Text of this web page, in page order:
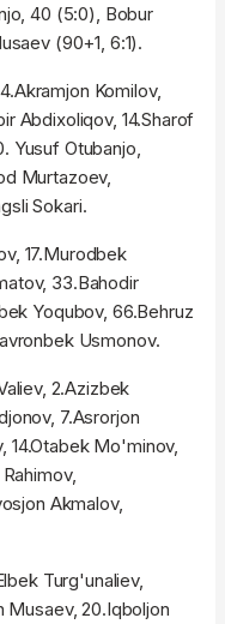
40 (5:0), Bobur
(90+1, 6:1).
Komilov,
Abdixoliqov, 14.Sharof
Yusuf Otubanjo,
Murtazoev,
Sokari.
17.Murodbek
33.Bahodir
Yoqubov, 66.Behruz
Usmonov.
2.Azizbek
7.Asrorjon
14.Otabek Mo'minov,
Akmalov,
Turg'unaliev,
Musaev, 20.Iqboljon